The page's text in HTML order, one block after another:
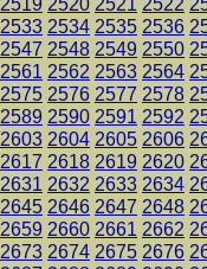
2533 2534 2535 2536
2547 2548 2549 2550
2561 2562 2563 2564
2575 2576 2577 2578
2589 2590 2591 2592
2603 2604 2605 2606
2617 2618 2619 2620
2631 2632 2633 2634
2645 2646 2647 2648
2659 2660 2661 2662
2673 2674 2675 2676